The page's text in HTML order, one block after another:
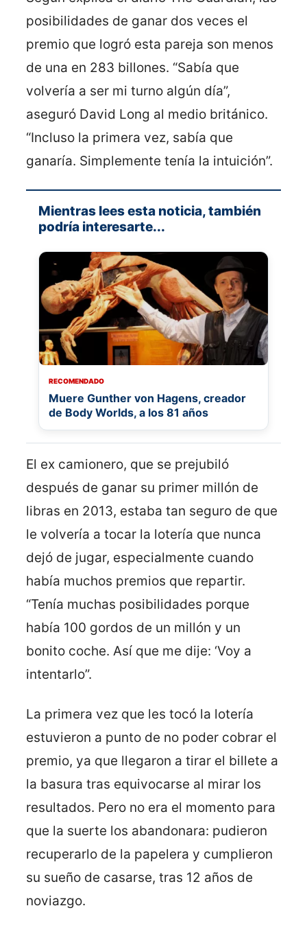
posibilidades de ganar dos veces el
premio que logró esta pareja son menos
de una en 283 billones. “Sabía que
volvería a ser mi turno algún día”,
aseguró David Long al medio británico.
“Incluso la primera vez, sabía que
ganaría. Simplemente tenía la intuición”.
Mientras lees esta noticia, también
podría interesarte...
RECOMENDADO
Muere Gunther von Hagens, creador
de Body Worlds, a los 81 años
El ex camionero, que se prejubiló
después de ganar su primer millón de
libras en 2013, estaba tan seguro de que
le volvería a tocar la lotería que nunca
dejó de jugar, especialmente cuando
había muchos premios que repartir.
“Tenía muchas posibilidades porque
había 100 gordos de un millón y un
bonito coche. Así que me dije: ‘Voy a
intentarlo”.
La primera vez que les tocó la lotería
estuvieron a punto de no poder cobrar el
premio, ya que llegaron a tirar el billete a
la basura tras equivocarse al mirar los
resultados. Pero no era el momento para
que la suerte los abandonara: pudieron
recuperarlo de la papelera y cumplieron
su sueño de casarse, tras 12 años de
noviazgo.